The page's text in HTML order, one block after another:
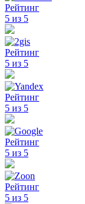
Рейтинг
5 из 5
Рейтинг
5 из 5
Рейтинг
5 из 5
Рейтинг
5 из 5
Рейтинг
5 из 5